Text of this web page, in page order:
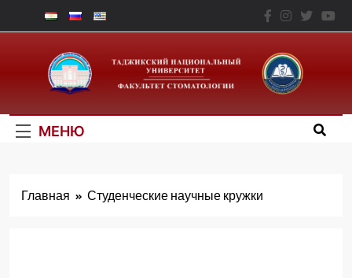
Перейти
к
Факультет
Стоматологии – ТНУ
МЕНЮ
Главная Студенческие научные кружки